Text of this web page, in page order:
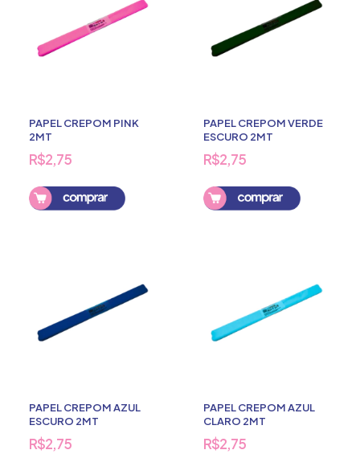
PAPEL CREPOM PINK
2MT
R$2,75
PAPEL CREPOM VERDE
ESCURO 2MT
R$2,75
PAPEL CREPOM AZUL
ESCURO 2MT
R$2,75
PAPEL CREPOM AZUL
CLARO 2MT
R$2,75